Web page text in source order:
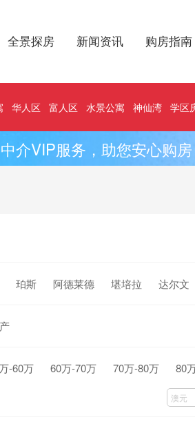
全景探房 新闻资讯 购房指南
华人区 富人区 水景公寓 神仙湾 学区
介VIP服务，助您安心购房
珀斯 阿德莱德 堪培拉 达尔文
-60万 60万-70万 70万-80万 80